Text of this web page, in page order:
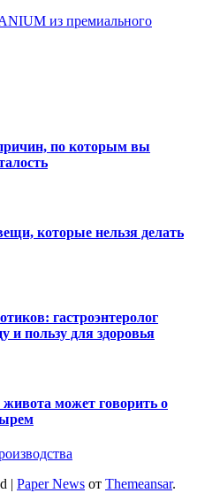
из премиального
по которым вы
которые нельзя делать
гастроэнтеролог
и пользу для здоровья
живота может говорить о
| Paper News от Themeansar.